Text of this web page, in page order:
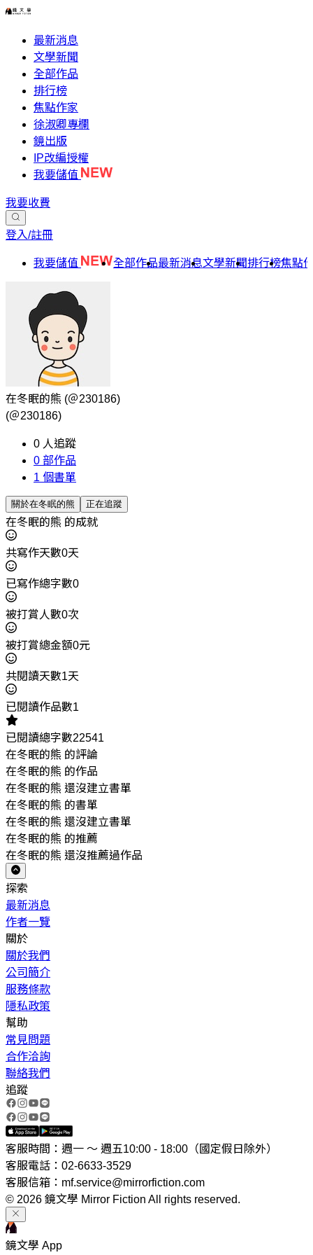
最新消息
文學新聞
全部作品
排行榜
焦點作家
徐淑卿專欄
鏡出版
IP改編授權
我要儲值
我要收費
登入/註冊
我要儲值 全部作品最新消息文學新聞排行榜焦點
在冬眠的熊 (＠230186)
(＠230186)
0 人追蹤
0 部作品
1 個書單
關於在冬眠的熊 正在追蹤
在冬眠的熊 的成就
共寫作天數0天
已寫作總字數0
被打賞人數0次
被打賞總金額0元
共閱讀天數1天
已閱讀作品數1
已閱讀總字數22541
在冬眠的熊 的評論
在冬眠的熊 的作品
在冬眠的熊 還沒建立書單
在冬眠的熊 的書單
在冬眠的熊 還沒建立書單
在冬眠的熊 的推薦
在冬眠的熊 還沒推薦過作品
探索
最新消息
作者一覽
關於
關於我們
公司簡介
服務條款
隱私政策
幫助
常見問題
合作洽詢
聯絡我們
追蹤
客服時間：週一 ～ 週五10:00 - 18:00（國定假日除外）
客服電話：02-6633-3529
客服信箱：mf.service@mirrorfiction.com
© 2026 鏡文學 Mirror Fiction All rights reserved.
鏡文學 App